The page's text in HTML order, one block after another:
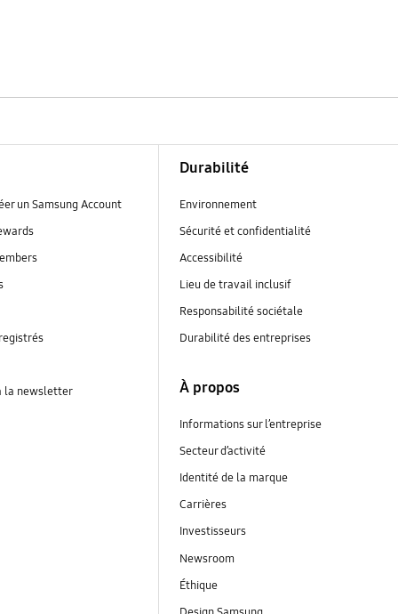
un Samsung Account
la newsletter
Durabilité
Environnement
Sécurité et confidentialité
Accessibilité
Lieu de travail inclusif
Responsabilité sociétale
Durabilité des entreprises
À propos
Informations sur l’entreprise
Secteur d’activité
Identité de la marque
Carrières
Investisseurs
Newsroom
Éthique